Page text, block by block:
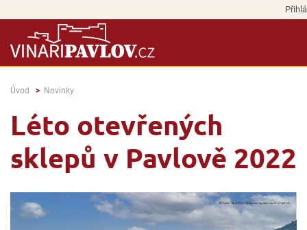
Úvod Novinky
Léto otevřených
sklepů v Pavlově 2022